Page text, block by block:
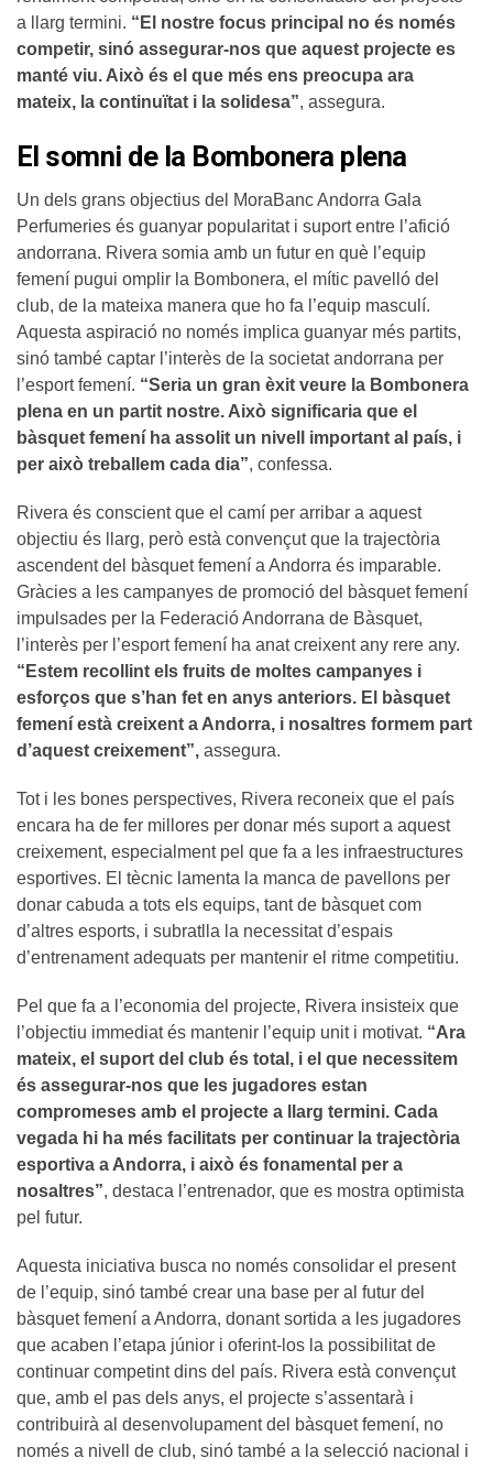
a llarg termini. “El nostre focus principal no és només
competir, sinó assegurar-nos que aquest projecte es
manté viu. Això és el que més ens preocupa ara
mateix, la continuïtat i la solidesa”, assegura.
El somni de la Bombonera plena
Un dels grans objectius del MoraBanc Andorra Gala
Perfumeries és guanyar popularitat i suport entre l’afició
andorrana. Rivera somia amb un futur en què l’equip
femení pugui omplir la Bombonera, el mític pavelló del
club, de la mateixa manera que ho fa l’equip masculí.
Aquesta aspiració no només implica guanyar més partits,
sinó també captar l’interès de la societat andorrana per
l’esport femení. “Seria un gran èxit veure la Bombonera
plena en un partit nostre. Això significaria que el
bàsquet femení ha assolit un nivell important al país, i
per això treballem cada dia”, confessa.
Rivera és conscient que el camí per arribar a aquest
objectiu és llarg, però està convençut que la trajectòria
ascendent del bàsquet femení a Andorra és imparable.
Gràcies a les campanyes de promoció del bàsquet femení
impulsades per la Federació Andorrana de Bàsquet,
l’interès per l’esport femení ha anat creixent any rere any.
“Estem recollint els fruits de moltes campanyes i
esforços que s’han fet en anys anteriors. El bàsquet
femení està creixent a Andorra, i nosaltres formem part
d’aquest creixement”, assegura.
Tot i les bones perspectives, Rivera reconeix que el país
encara ha de fer millores per donar més suport a aquest
creixement, especialment pel que fa a les infraestructures
esportives. El tècnic lamenta la manca de pavellons per
donar cabuda a tots els equips, tant de bàsquet com
d’altres esports, i subratlla la necessitat d’espais
d’entrenament adequats per mantenir el ritme competitiu.
Pel que fa a l’economia del projecte, Rivera insisteix que
l’objectiu immediat és mantenir l’equip unit i motivat. “Ara
mateix, el suport del club és total, i el que necessitem
és assegurar-nos que les jugadores estan
compromeses amb el projecte a llarg termini. Cada
vegada hi ha més facilitats per continuar la trajectòria
esportiva a Andorra, i això és fonamental per a
nosaltres”, destaca l’entrenador, que es mostra optimista
pel futur.
Aquesta iniciativa busca no només consolidar el present
de l’equip, sinó també crear una base per al futur del
bàsquet femení a Andorra, donant sortida a les jugadores
que acaben l’etapa júnior i oferint-los la possibilitat de
continuar competint dins del país. Rivera està convençut
que, amb el pas dels anys, el projecte s’assentarà i
contribuirà al desenvolupament del bàsquet femení, no
només a nivell de club, sinó també a la selecció nacional i